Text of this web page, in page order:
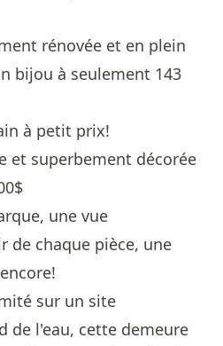
rénovée et en plein
bijou à seulement 143
à petit prix!
et superbement décorée
une vue
de chaque pièce, une
sur un site
de l'eau, cette demeure